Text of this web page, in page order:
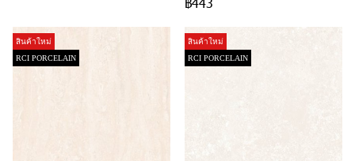
สินค้าใหม่
RCI PORCELAIN
สินค้าใหม่
RCI PORCELAIN